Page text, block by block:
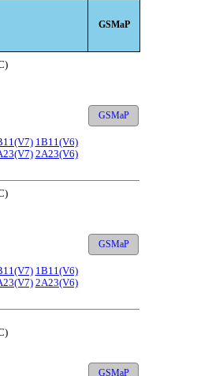
GSMaP
1B11(V6)
2A23(V6)
GSMaP
1B11(V6)
2A23(V6)
GSMaP
GSMaP